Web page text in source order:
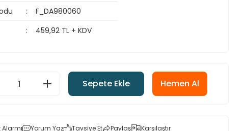
F_DA980060
459,92 TL + KDV
Sepete Ekle Hemen Al
Yorum Yaz Tavsiye Et Paylaş Karşılaştır